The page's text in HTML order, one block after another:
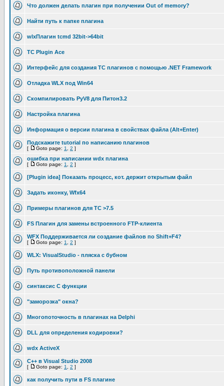
Что должен делать плагин при получении Out of memory?
Найти путь к папке плагина
wlxПлагин tcmd 32bit->64bit
TC Plugin Ace
Интерфейс для создания TC плагинов с помощью .NET Framework
Отладка WLX под Win64
Скомпилировать PyV8 для Питон3.2
Настройка плагина
Информация о версии плагина в свойствах файла (Alt+Enter)
Подскажите tutorial по написанию плагинов
[ Goto page: 1 2 ]
ошибка при написании wdx плагина
[ Goto page: 1 2 ]
[Plugin idea] Показать процесс, кот. держит открытым файл
Задать иконку, Wfx64
Примеры плагинов для TC >7.5
FS Плагин для замены встроенного FTP-клиента
WFX Поддерживается ли создание файлов по Shift+F4?
[ Goto page: 1 2 ]
WLX: VisualStudio - пляска с бубном
Путь противоположной панели
синтаксис C функции
"заморозка" окна?
Многопоточность в плагинах на Delphi
DLL для определения кодировки?
wdx ActiveX
C++ в Visual Studio 2008
[ Goto page: 1 2 ]
как получить пути в FS плагине